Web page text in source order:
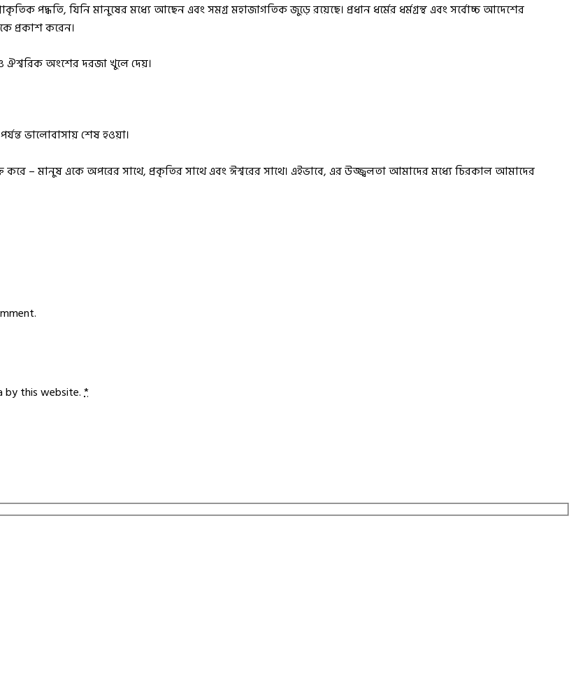
পদ্ধতি, যিনি মানুষের মধ্যে আছেন এবং সমগ্র মহাজাগতিক জুড়ে রয়েছে। প্রধান ধর্মের ধর্মগ্রন্থ এবং সর্বোচ্চ আদেশের
প্রকাশ করেন।
ঐশ্বরিক অংশের দরজা খুলে দেয়।
ভালোবাসায় শেষ হওয়া।
করে – মানুষ একে অপরের সাথে, প্রকৃতির সাথে এবং ঈশ্বরের সাথে। এইভাবে, এর উজ্জ্বলতা আমাদের মধ্যে চিরকাল আমাদের
by this website.*